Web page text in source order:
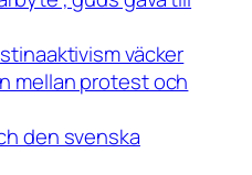
väcker
mellan protest och
den svenska